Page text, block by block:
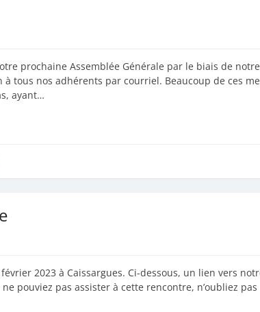
prochaine Assemblée Générale par le biais de
à tous nos adhérents par courriel. Beaucoup de ces
ayant…
2023 à Caissargues. Ci-dessous, un lien vers
pouviez pas assister à cette rencontre, n’oubliez